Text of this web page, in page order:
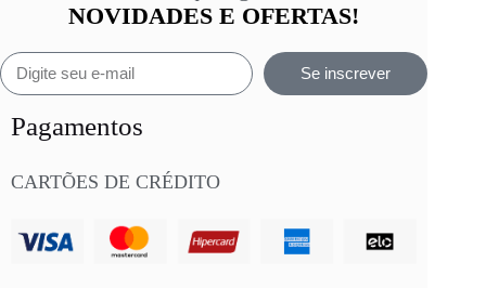
NOVIDADES E OFERTAS!
Se inscrever
Pagamentos
CARTÕES DE CRÉDITO